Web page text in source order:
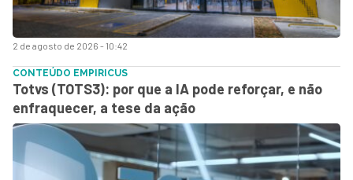
2 de agosto de 2026 - 10:42
CONTEÚDO EMPIRICUS
Totvs (TOTS3): por que a IA pode reforçar, e não
enfraquecer, a tese da ação